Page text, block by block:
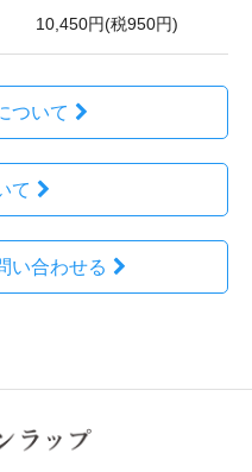
10,450円(税950円)
ついて
て
い合わせる